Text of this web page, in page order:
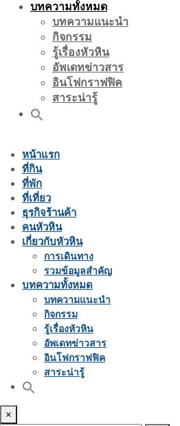
บทความทั้งหมด
บทความแนะนำ
กิจกรรม
รู้เรื่องหัวหิน
อัพเดทข่าวสาร
อินโฟกราฟฟิค
สาระน่ารู้
หน้าแรก
ที่กิน
ที่พัก
ที่เที่ยว
ธุรกิจร้านค้า
คนหัวหิน
เกี่ยวกับหัวหิน
การเดินทาง
รวมข้อมูลสำคัญ
บทความทั้งหมด
บทความแนะนำ
กิจกรรม
รู้เรื่องหัวหิน
อัพเดทข่าวสาร
อินโฟกราฟฟิค
สาระน่ารู้
×